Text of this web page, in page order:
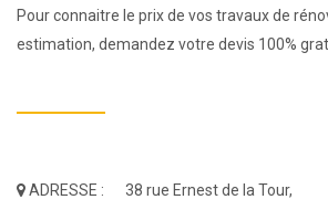
Pour connaitre le prix de vos travaux de
estimation, demandez votre devis 100%
ADRESSE :
38 rue Ernest de la Tour,